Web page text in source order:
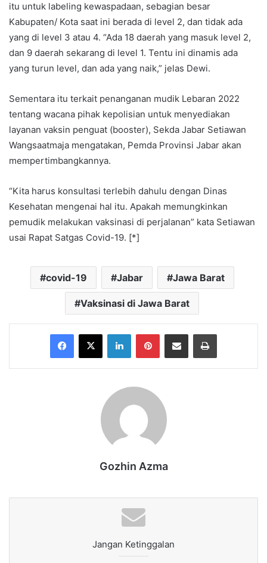
itu untuk labeling kewaspadaan, sebagian besar
Kabupaten/ Kota saat ini berada di level 2, dan tidak ada
yang di level 3 atau 4. “Ada 18 daerah yang masuk level 2,
dan 9 daerah sekarang di level 1. Tentu ini dinamis ada
yang turun level, dan ada yang naik,” jelas Dewi.
Sementara itu terkait penanganan mudik Lebaran 2022
tentang wacana pihak kepolisian untuk menyediakan
layanan vaksin penguat (booster), Sekda Jabar Setiawan
Wangsaatmaja mengatakan, Pemda Provinsi Jabar akan
mempertimbangkannya.
“Kita harus konsultasi terlebih dahulu dengan Dinas
Kesehatan mengenai hal itu. Apakah memungkinkan
pemudik melakukan vaksinasi di perjalanan” kata Setiawan
usai Rapat Satgas Covid-19. [*]
covid-19 Jabar Jawa Barat
Vaksinasi di Jawa Barat
Facebook
X LinkedInPinterestShare via Email Print
Gozhin Azma
Jangan Ketinggalan